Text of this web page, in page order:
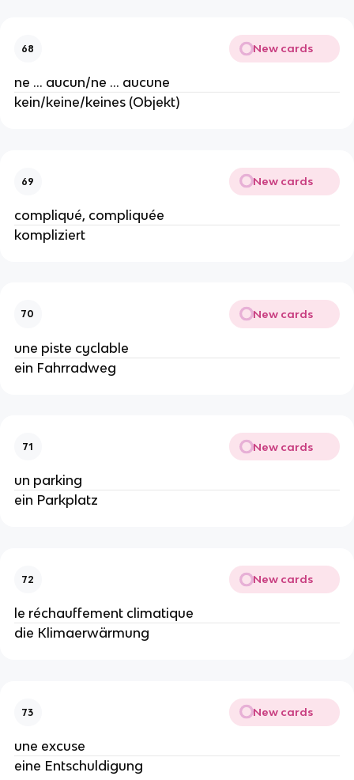
68 New cards
ne ... aucun/ne ... aucune
kein/keine/keines (Objekt)
69 New cards
compliqué, compliquée
kompliziert
70 New cards
une piste cyclable
ein Fahrradweg
71 New cards
un parking
ein Parkplatz
72 New cards
le réchauffement climatique
die Klimaerwärmung
73 New cards
une excuse
eine Entschuldigung